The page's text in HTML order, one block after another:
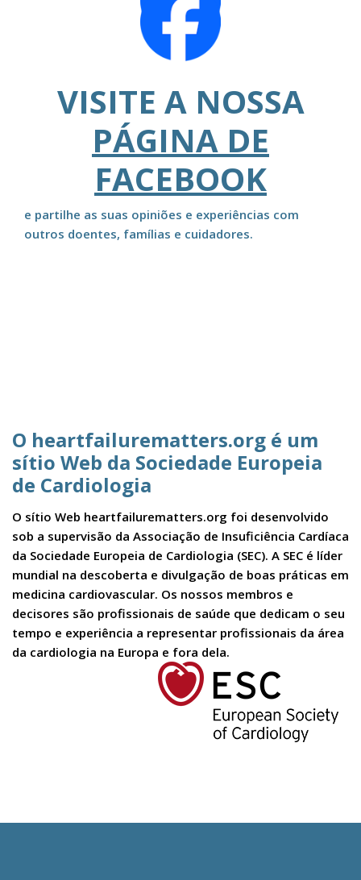
VISITE A NOSSA
PÁGINA DE
FACEBOOK
e partilhe as suas opiniões e experiências com
outros doentes, famílias e cuidadores.
O heartfailurematters.org é um
sítio Web da Sociedade Europeia
de Cardiologia
O sítio Web heartfailurematters.org foi desenvolvido
sob a supervisão da Associação de Insuficiência Cardíaca
da Sociedade Europeia de Cardiologia (SEC). A SEC é líder
mundial na descoberta e divulgação de boas práticas em
medicina cardiovascular. Os nossos membros e
decisores são profissionais de saúde que dedicam o seu
tempo e experiência a representar profissionais da área
da cardiologia na Europa e fora dela.